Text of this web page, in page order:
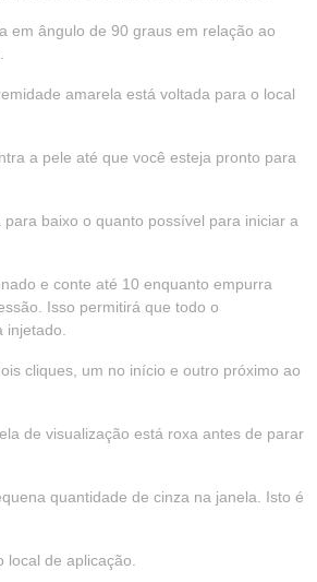
em ângulo de 90 graus em relação ao
amarela está voltada para o local
a pele até que você esteja pronto para
para baixo o quanto possível para iniciar a
e conte até 10 enquanto empurra
Isso permitirá que todo o
injetado.
cliques, um no início e outro próximo ao
de visualização está roxa antes de parar
quantidade de cinza na janela. Isto é
local de aplicação.